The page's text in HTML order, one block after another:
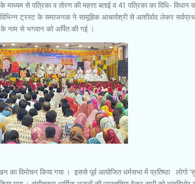
से पत्रिका व तोरण की महत्ता बताई व 41 पत्रिका का विधि- विधान
ट्रस्ट के समाजनक ने सामूहिक आचार्यश्री से आशीर्वाद लेकर
नाम से भगवान को अर्पित की गई ।
विमोचन किया गया । इससे पूर्व आयोजित धर्मसभा में प्रतिष्ठा लोगो